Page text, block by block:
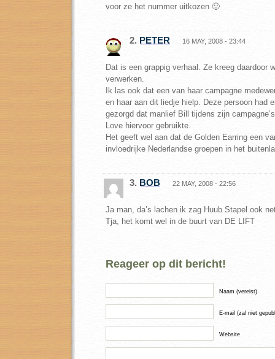
voor ze het nummer uitkozen 🙂
2. PETER 16 MAY, 2008 - 23:44
Dat is een grappig verhaal. Ze kreeg daardoor
verwerken.
Ik las ook dat een van haar campagne
en haar aan dit liedje hielp. Deze persoon had
gezorgd dat manlief Bill tijdens zijn
Love hiervoor gebruikte.
Het geeft wel aan dat de Golden Earring een
invloedrijke Nederlandse groepen in het
3. BOB 22 MAY, 2008 - 22:56
Ja man, da’s lachen ik zag Huub Stapel ook
Tja, het komt wel in de buurt van DE LIFT
Reageer op dit bericht!
Naam (vereist)
E-mail (zal niet
Website